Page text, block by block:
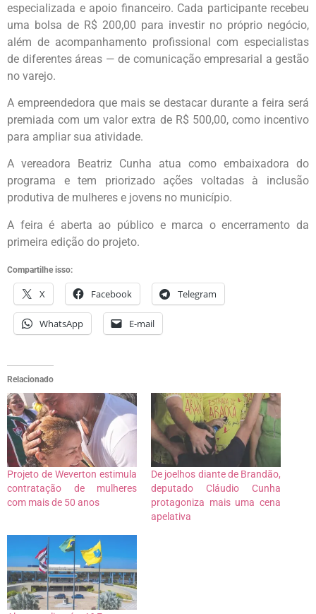
especializada e apoio financeiro. Cada participante recebeu
uma bolsa de R$ 200,00 para investir no próprio negócio,
além de acompanhamento profissional com especialistas
de diferentes áreas — de comunicação empresarial a gestão
no varejo.
A empreendedora que mais se destacar durante a feira será
premiada com um valor extra de R$ 500,00, como incentivo
para ampliar sua atividade.
A vereadora Beatriz Cunha atua como embaixadora do
programa e tem priorizado ações voltadas à inclusão
produtiva de mulheres e jovens no município.
A feira é aberta ao público e marca o encerramento da
primeira edição do projeto.
Compartilhe isso:
X Facebook Telegram
WhatsApp E-mail
Relacionado
Projeto de Weverton estimula
contratação de mulheres
com mais de 50 anos
De joelhos diante de Brandão,
deputado Cláudio Cunha
protagoniza mais uma cena
apelativa